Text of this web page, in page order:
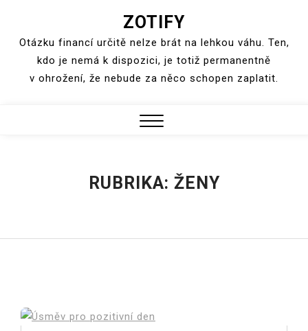
content
ZOTIFY
Otázku financí určitě nelze brát na lehkou váhu. Ten,
kdo je nemá k dispozici, je totiž permanentně
v ohrožení, že nebude za něco schopen zaplatit.
RUBRIKA: ŽENY